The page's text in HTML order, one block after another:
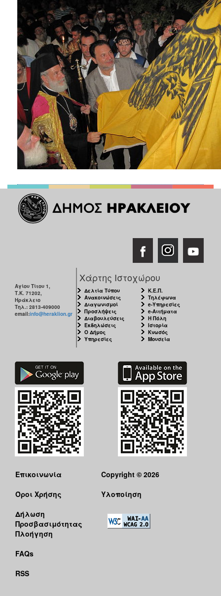
ΑΝΘΕΚΤΙΚΗ
Αγίου Τίτου 1,
Τ.Κ. 71202,
Ηράκλειο
Τηλ.: 2813-409000
email:info@heraklion.gr
Χάρτης Ιστοχώρου
Δελτία Τύπου
Ανακοινώσεις
Διαγωνισμοί
Προσλήψεις
Διαβουλεύσεις
Εκδηλώσεις
Ο Δήμος
Υπηρεσίες
Κ.Ε.Π.
Τηλέφωνα
e-Υπηρεσίες
e-Αιτήματα
Η Πόλη
Ιστορία
Κνωσός
Μουσεία
Επικοινωνία
Όροι Χρήσης
Δήλωση
Προσβασιμότητας
Πλοήγηση
FAQs
RSS
Copyright © 2026
Υλοποίηση